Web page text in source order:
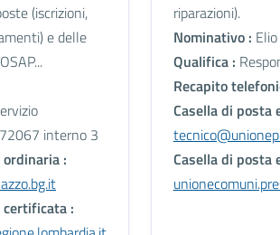
(iscrizioni,
e delle
interno 3
:
:
riparazioni).
Nominativo :
Qualifica :
Recapito
Casella di posta
Casella di posta